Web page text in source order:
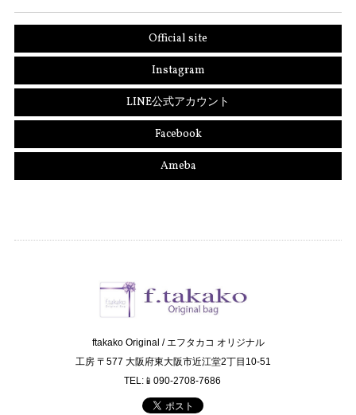
Official site
Instagram
LINE公式アカウント
Facebook
Ameba
ftakako Original / エフタカコ オリジナル
工房 〒577 大阪府東大阪市近江堂2丁目10-51
TEL:📱090-2708-7686